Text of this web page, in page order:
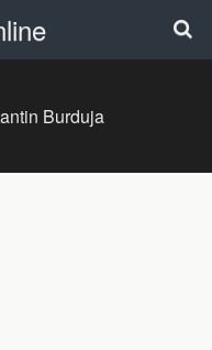
Burduja